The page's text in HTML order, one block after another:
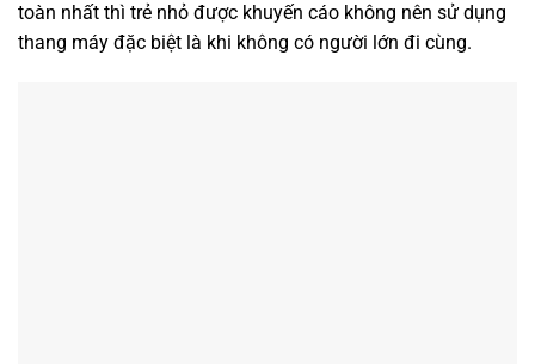
toàn nhất thì trẻ nhỏ được khuyến cáo không nên sử dụng
thang máy đặc biệt là khi không có người lớn đi cùng.